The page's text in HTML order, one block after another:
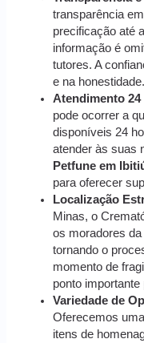
transparência
precificação até
informação é
tutores. A
e na honestidade.
Atendimento 24
pode ocorrer a
disponíveis 24
atender às suas
Petfune em
para oferecer
Localização
Minas, o
os moradores
tornando o
momento de
ponto
Variedade de
Oferecemos
itens de